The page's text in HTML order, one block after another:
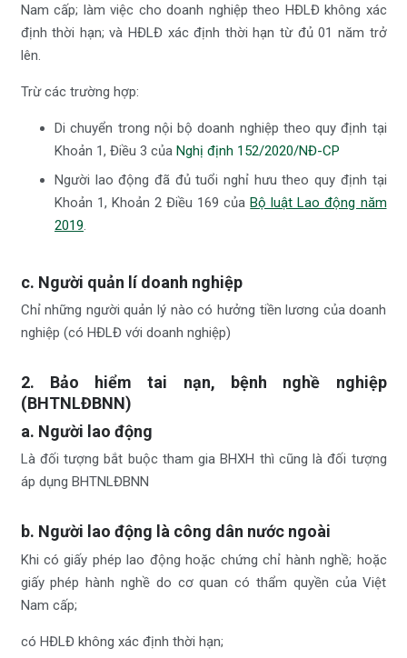
Nam cấp; làm việc cho doanh nghiệp theo HĐLĐ không xác
định thời hạn; và HĐLĐ xác định thời hạn từ đủ 01 năm trở
lên.
Trừ các trường hợp:
Di chuyển trong nội bộ doanh nghiệp theo quy định tại
Khoản 1, Điều 3 của Nghị định 152/2020/NĐ-CP
Người lao động đã đủ tuổi nghỉ hưu theo quy định tại
Khoản 1, Khoản 2 Điều 169 củaBộ luật Lao động năm
2019.
c. Người quản lí doanh nghiệp
Chỉ những người quản lý nào có hưởng tiền lương của doanh
nghiệp (có HĐLĐ với doanh nghiệp)
2. Bảo hiểm tai nạn, bệnh nghề nghiệp
(BHTNLĐBNN)
a. Người lao động
Là đối tượng bắt buộc tham gia BHXH thì cũng là đối tượng
áp dụng BHTNLĐBNN
b. Người lao động là công dân nước ngoài
Khi có giấy phép lao động hoặc chứng chỉ hành nghề; hoặc
giấy phép hành nghề do cơ quan có thẩm quyền của Việt
Nam cấp;
có HĐLĐ không xác định thời hạn;